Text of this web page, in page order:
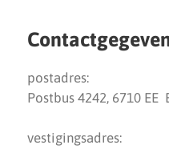
postadres:
Postbus 4242, 6710 EE
vestigingsadres: